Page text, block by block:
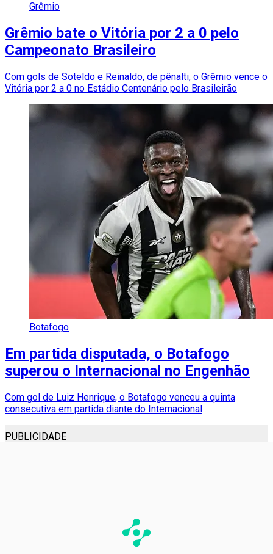
Grêmio
Grêmio bate o Vitória por 2 a 0 pelo
Campeonato Brasileiro
Com gols de Soteldo e Reinaldo, de pênalti, o Grêmio vence o
Vitória por 2 a 0 no Estádio Centenário pelo Brasileirão
Botafogo
Em partida disputada, o Botafogo
superou o Internacional no Engenhão
Com gol de Luiz Henrique, o Botafogo venceu a quinta
consecutiva em partida diante do Internacional
PUBLICIDADE